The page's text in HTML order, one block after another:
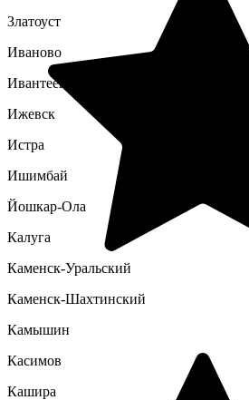
Златоуст
Иваново
Ивантеевка
Ижевск
Истра
Ишимбай
Йошкар-Ола
Калуга
Каменск-Уральский
Каменск-Шахтинский
Камышин
Касимов
Кашира